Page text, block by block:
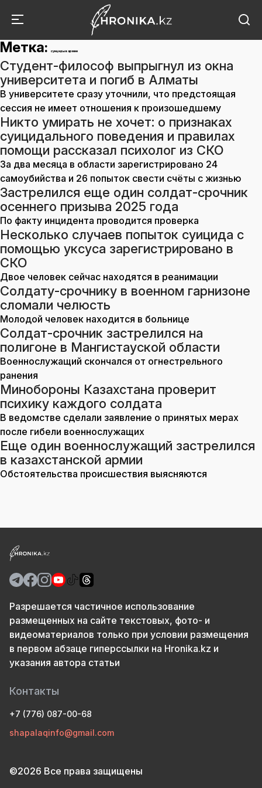
Метка: суициды в армии
Студент-философ выпрыгнул из окна
университета и погиб в Алматы
В университете сразу уточнили, что предстоящая
сессия не имеет отношения к произошедшему
Никто умирать не хочет: о признаках
суицидального поведения и правилах
помощи рассказал психолог из СКО
За два месяца в области зарегистрировано 24
самоубийства и 26 попыток свести счёты с жизнью
Застрелился еще один солдат-срочник
осеннего призыва 2025 года
По факту инцидента проводится проверка
Несколько случаев попыток суицида с
помощью уксуса зарегистрировано в
СКО
Двое человек сейчас находятся в реанимации
Солдату-срочнику в военном гарнизоне
сломали челюсть
Молодой человек находится в больнице
Солдат-срочник застрелился на
полигоне в Мангистауской области
Военнослужащий скончался от огнестрельного
ранения
Минобороны Казахстана проверит
психику каждого солдата
В ведомстве сделали заявление о принятых мерах
после гибели военнослужащих
Еще один военнослужащий застрелился
в казахстанской армии
Обстоятельства происшествия выясняются
Разрешается частичное использование
размещенных на сайте текстовых, фото- и
видеоматериалов только при условии размещения
в первом абзаце гиперссылки на Hronika.kz и
указания автора статьи
Контакты
+7 (776) 087-00-68
shapalaqinfo@gmail.com
©2026 Все права защищены